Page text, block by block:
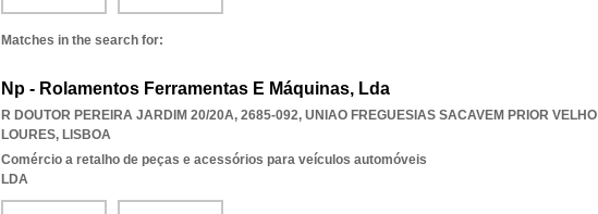
Matches in the search for:
Np - Rolamentos Ferramentas E Máquinas, Lda
R DOUTOR PEREIRA JARDIM 20/20A, 2685-092, UNIAO FREGUESIAS SACAVEM PRIOR VELHO
LOURES, LISBOA
Comércio a retalho de peças e acessórios para veículos automóveis
LDA